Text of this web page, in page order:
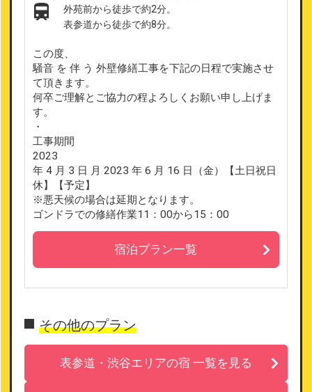
外苑前から徒歩で約2分。
表参道から徒歩で約8分。
この度、
騒音 を 伴 う 外壁修繕工事を下記の日程で実施させ
て頂きます。
何卒ご理解とご協力の程よろしくお願い申し上げま
す。
・
工事期間
2023
年 4 月 3 日 月 2023 年 6 月 16 日（金）【土日祝日
休】【予定】
※悪天候の場合は延期となります。
ゴンドラでの修繕作業11：00から15：00
宿泊プラン一覧
その他のプラン
表参道・渋谷エリアの宿 一覧を見る